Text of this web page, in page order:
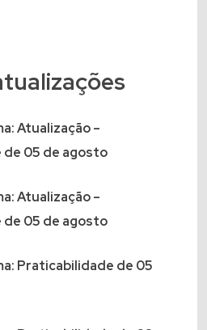
Atualização –
05 de agosto
Atualização –
05 de agosto
Praticabilidade de 05